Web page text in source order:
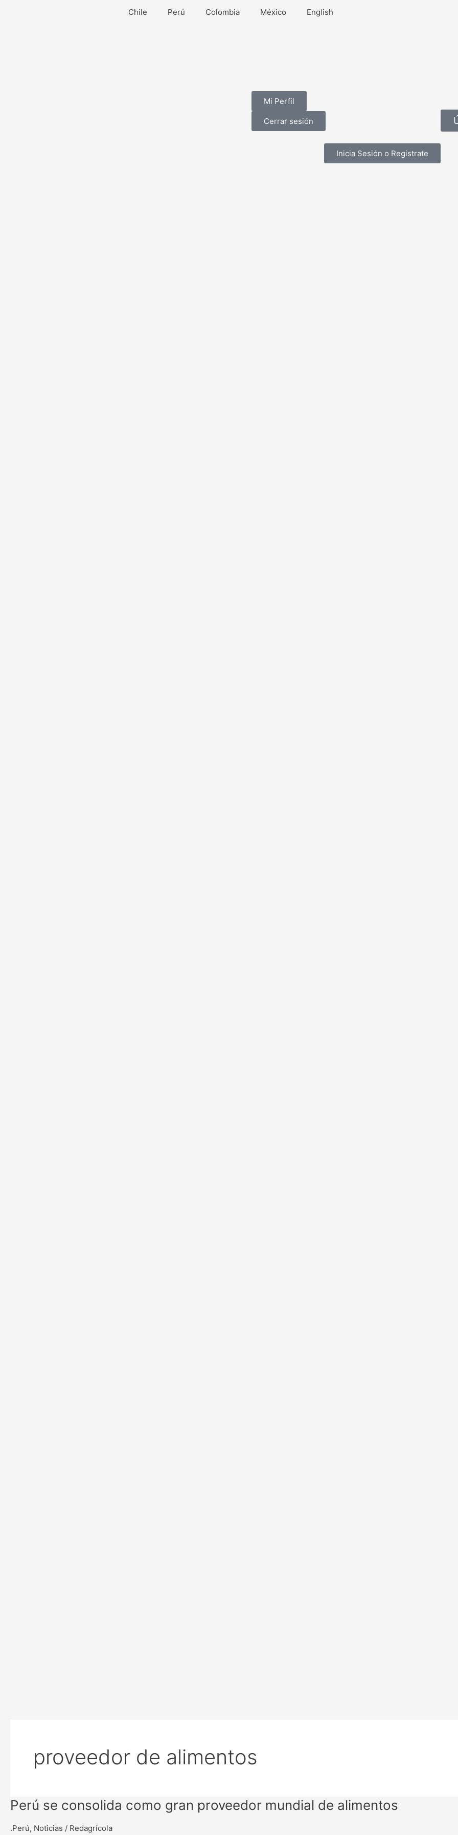
Chile Perú Colombia México English
Mi Perfil
Cerrar sesión
Inicia Sesión o Registrate
proveedor de alimentos
Perú se consolida como gran proveedor mundial de alimentos
.Perú, Noticias / Redagrícola
Perú
consolida